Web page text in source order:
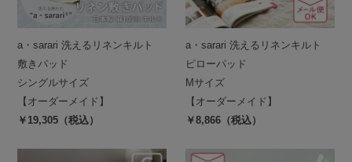
a・sarari 洗えるリネンキルト
敷きパッド
シングルサイズ
【オーダーメイド】
￥19,305（税込）
a・sarari 洗えるリネンキルト
ピローパッド
Mサイズ
【オーダーメイド】
￥8,866（税込）